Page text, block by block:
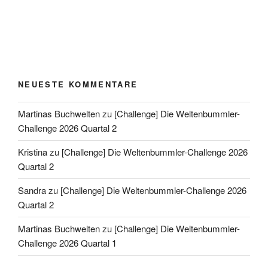
NEUESTE KOMMENTARE
Martinas Buchweltenzu [Challenge] Die Weltenbummler-
Challenge 2026 Quartal 2
Kristinazu [Challenge] Die Weltenbummler-Challenge 2026
Quartal 2
Sandrazu [Challenge] Die Weltenbummler-Challenge 2026
Quartal 2
Martinas Buchweltenzu [Challenge] Die Weltenbummler-
Challenge 2026 Quartal 1